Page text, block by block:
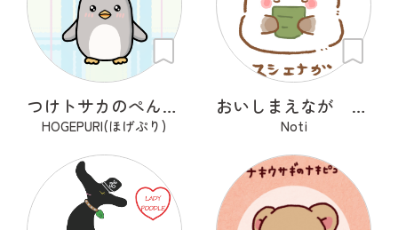
つけトサカのぺんぎんくん
HOGEPURI(ほげぷり)
おいしまえなが その１
Noti